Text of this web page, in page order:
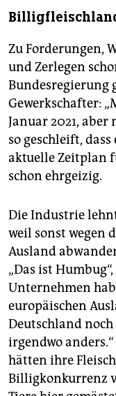
Zu Forderungen,
und Zerlegen
Bundesregierung
Gewerkschafter:
Januar 2021,
so geschleift,
aktuelle Zeitplan
schon ehrgeizig.
Die Industrie
weil sonst wegen
Ausland
„Das ist
Unternehmen
europäischen
Deutschland
irgendwo
hätten ihre
Billigkonkurrenz